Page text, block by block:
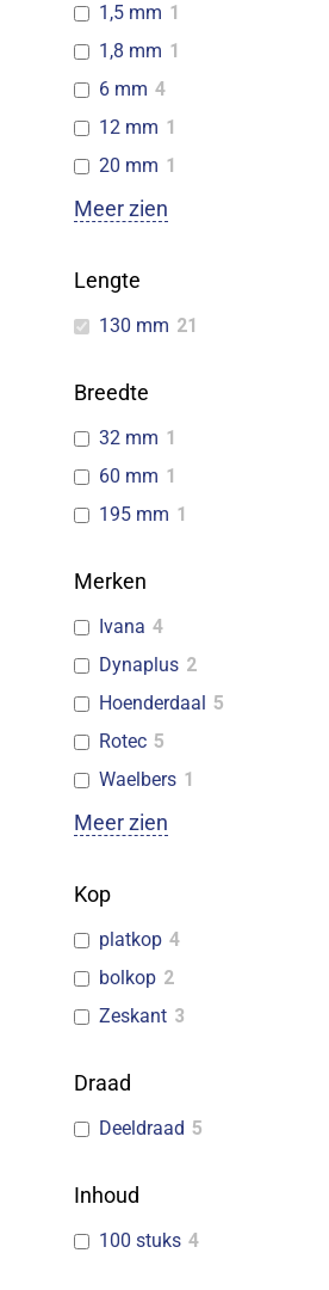
1,5 mm 1
1,8 mm 1
6 mm 4
12 mm 1
20 mm 1
Meer zien
Lengte
130 mm 21
Breedte
32 mm 1
60 mm 1
195 mm 1
Merken
Ivana 4
Dynaplus 2
Hoenderdaal 5
Rotec 5
Waelbers 1
Meer zien
Kop
platkop 4
bolkop 2
Zeskant 3
Draad
Deeldraad 5
Inhoud
100 stuks 4